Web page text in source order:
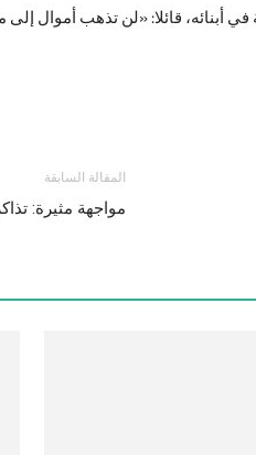
أبنائه، قائلا: «لن تذهب أموال
المقالة السابقة
مواجهة مثيرة: